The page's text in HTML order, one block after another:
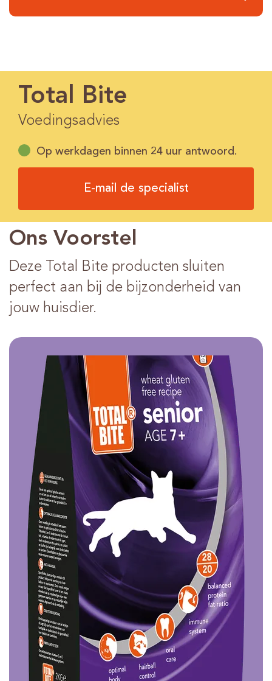
Total Bite
Voedingsadvies
Op werkdagen binnen 24 uur antwoord.
E-mail de specialist
Ons Voorstel
Deze Total Bite producten sluiten
perfect aan bij de bijzonderheid van
jouw huisdier.